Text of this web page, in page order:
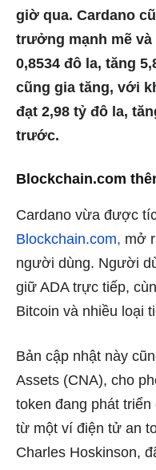
giờ qua. Cardano
trưởng mạnh mẽ
0,8534 đô la, tăng
cũng gia tăng, với
đạt 2,98 tỷ đô la,
trước.
Blockchain.com
Cardano vừa được
Blockchain.com, mở
người dùng. Người
giữ ADA trực tiếp,
Bitcoin và nhiều loại
Bản cập nhật này
Assets (CNA), cho
token đang phát
từ một ví điện tử an
Charles Hoskinson,